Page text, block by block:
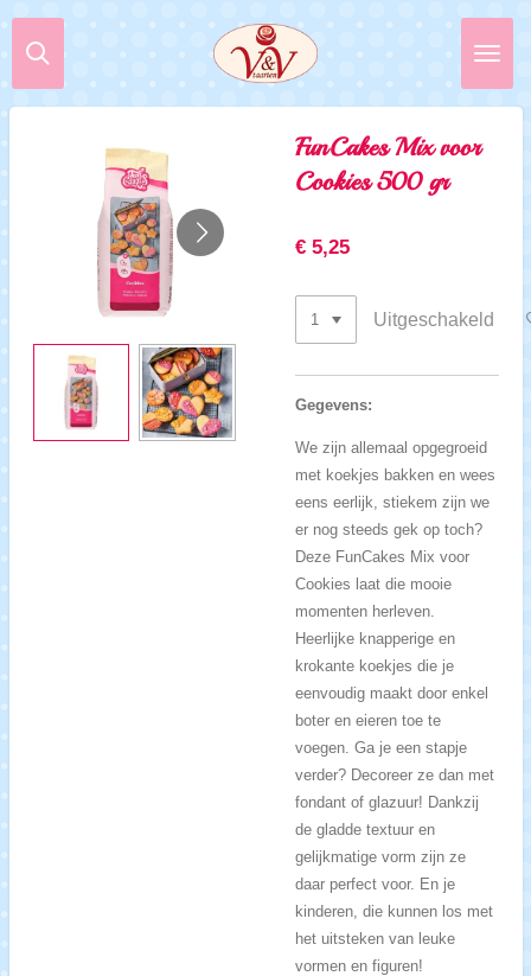
Ga
direct
de
FunCakes Mix voor
Cookies 500 gr
€ 5,25
Uitgeschakeld
Gegevens:
We zijn allemaal opgegroeid
met koekjes bakken en wees
eens eerlijk, stiekem zijn we
er nog steeds gek op toch?
Deze FunCakes Mix voor
Cookies laat die mooie
momenten herleven.
Heerlijke knapperige en
krokante koekjes die je
eenvoudig maakt door enkel
boter en eieren toe te
voegen. Ga je een stapje
verder? Decoreer ze dan met
fondant of glazuur! Dankzij
de gladde textuur en
gelijkmatige vorm zijn ze
daar perfect voor. En je
kinderen, die kunnen los met
het uitsteken van leuke
vormen en figuren!